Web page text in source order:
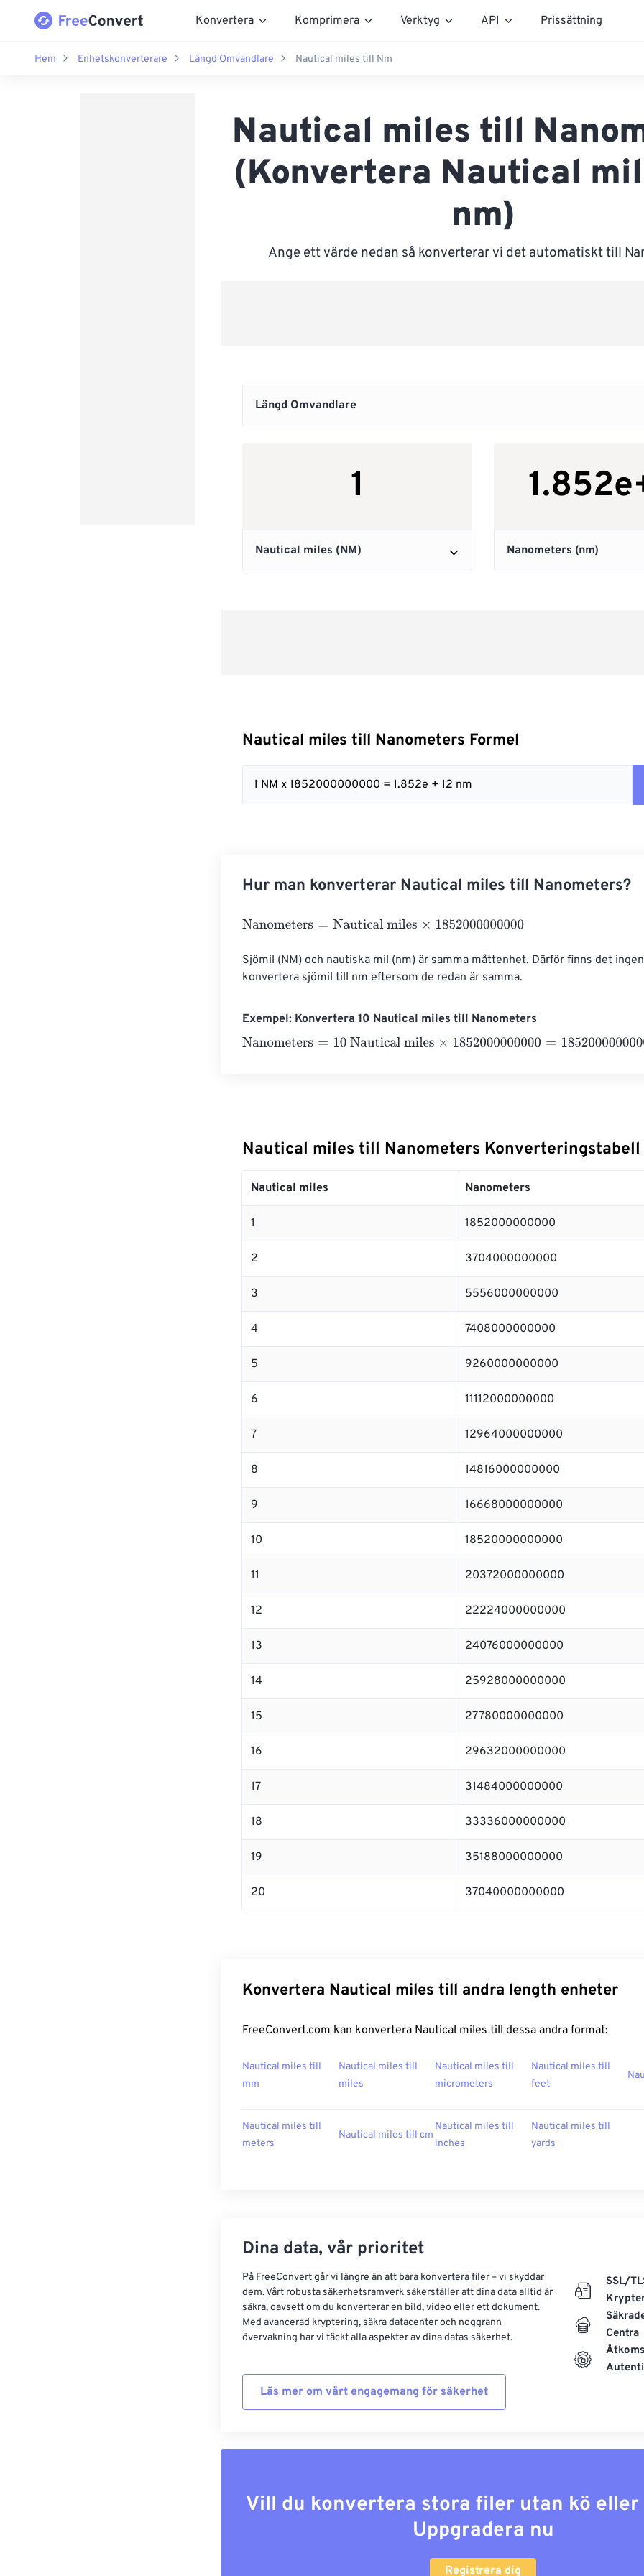
Konvertera Komprimera Verktyg API Prissättning
Hem Enhetskonverterare Längd Omvandlare Nautical miles till Nm
Nautical miles till
(Konvertera Nautical
nm)
Ange ett värde nedan så konverterar vi det automatiskt till
Nautical miles till Nanometers Formel
1 NM x 1852000000000 = 1.852e + 12 nm
Hur man konverterar Nautical miles till Nanometers?
Nanometers= Nautical miles ×1852000000000
Sjömil (NM) och nautiska mil (nm) är samma måttenhet. Därför finns det
konvertera sjömil till nm eftersom de redan är samma.
Exempel: Konvertera 10 Nautical miles till Nanometers
Nanometers= 10 Nautical miles ×1852000000000=18520000000000
Nautical miles till Nanometers Konverteringstabell
Nautical miles Nanometers
1 1852000000000
2 3704000000000
3 5556000000000
4 7408000000000
5 9260000000000
6 11112000000000
7 12964000000000
8 14816000000000
9 16668000000000
10 18520000000000
11 20372000000000
12 22224000000000
13 24076000000000
14 25928000000000
15 27780000000000
16 29632000000000
17 31484000000000
18 33336000000000
19 35188000000000
20 37040000000000
Konvertera Nautical miles till andra length enheter
FreeConvert.com kan konvertera Nautical miles till dessa andra format:
Nautical miles till
mm
Nautical miles till
miles
Nautical miles till
micrometers
Nautical miles till
feet
Nautical miles till
meters
Nautical miles till cm
Nautical miles till
inches
Nautical miles till
yards
Dina data, vår prioritet
På FreeConvert går vi längre än att bara konvertera filer – vi skyddar
dem. Vårt robusta säkerhetsramverk säkerställer att dina data alltid är
säkra, oavsett om du konverterar en bild, video eller ett dokument.
Med avancerad kryptering, säkra datacenter och noggrann
övervakning har vi täckt alla aspekter av dina datas säkerhet.
Läs mer om vårt engagemang för säkerhet
SSL/
Centra
Vill du konvertera stora filer utan kö eller
Uppgradera nu
Registrera dig